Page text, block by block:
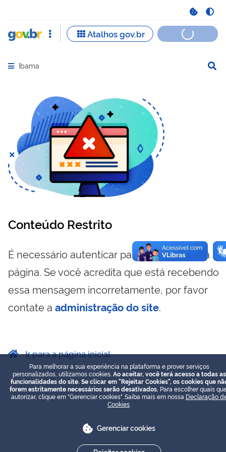
Abrir menu principal de navegação
Ibama
Conteúdo Restrito
É necessário autenticar para visualizar essa
página. Se você acredita que está recebendo
essa mensagem incorretamente, por favor
contate a administração do site.
Ir para a página inicial
Para melhorar a sua experiência na plataforma e prover serviços
personalizados, utilizamos cookies. Ao aceitar, você terá acesso a todas as
funcionalidades do site. Se clicar em "Rejeitar Cookies", os cookies que
forem estritamente necessários serão desativados. Para escolher quais
autorizar, clique em "Gerenciar cookies". Saiba mais em nossa Declaração
Cookies
Gerenciar cookies